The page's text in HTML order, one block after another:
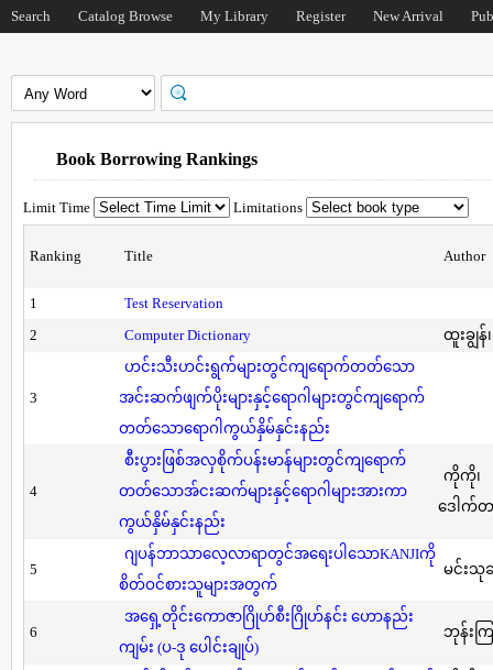
Search Catalog Browse My Library Register New Arrival
Book Borrowing Rankings
Limit Time Limitations
Ranking Title Author
1
Test Reservation
2
Computer Dictionary ထူးချွန်
3
ဟင်းသီးဟင်းရွက်များတွင်ကျရောက်တတ်သော
အင်းဆက်ဖျက်ပိုးများနှင့်ရောဂါများတွင်ကျရောက်
တတ်သောရောဂါကွယ်နှိမ်နှင်းနည်း
4
စီးပွားဖြစ်အလှစိုက်ပန်းမာန်များတွင်ကျရောက်
တတ်သောအ်ငးဆက်များနှင့်ရောဂါများအားကာ
ကွယ်နှိမ်နှင်းနည်း
ကိုကို၊
ဒေါက်တ
5
ဂျပန်ဘာသာလေ့လာရာတွင်အရေးပါသောKANJIကို
စိတ်ဝင်စားသူများအတွက်
မင်းသုခ
6
အရှေ့တိုင်းကောဇာဂြိုဟ်စီးဂြိုဟ်နင်း ဟောနည်း
ကျမ်း (ပ-ဒု ပေါင်းချုပ်)
ဘုန်းက